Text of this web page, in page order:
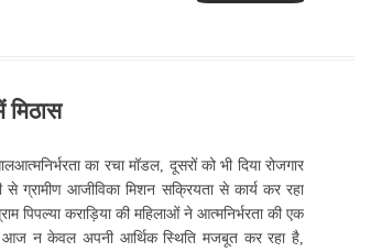
मिठास
का रचा मॉडल, दूसरों को भी दिया रोजगार
ग्रामीण आजीविका मिशन सक्रियता से कार्य कर रहा
पिपल्या कराड़िया की महिलाओं ने आत्मनिर्भरता की एक
आज न केवल अपनी आर्थिक स्थिति मजबूत कर रहा है,
देश:- जन्म-मृत्यु पंजीकरण बिल राज्यसभा से पास, 2